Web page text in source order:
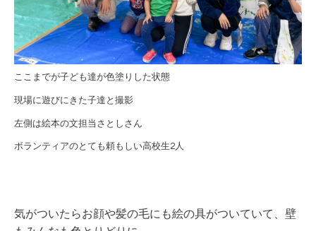
ここまでが子ども達が色塗りした状態
現場に遊びにきた子達と撮影
左側は絵本の文担当さとしさん
ボランティアのとても頼もしい高校生2人
気がついたらお顔や髪の毛にも絵の具がついていて、壁